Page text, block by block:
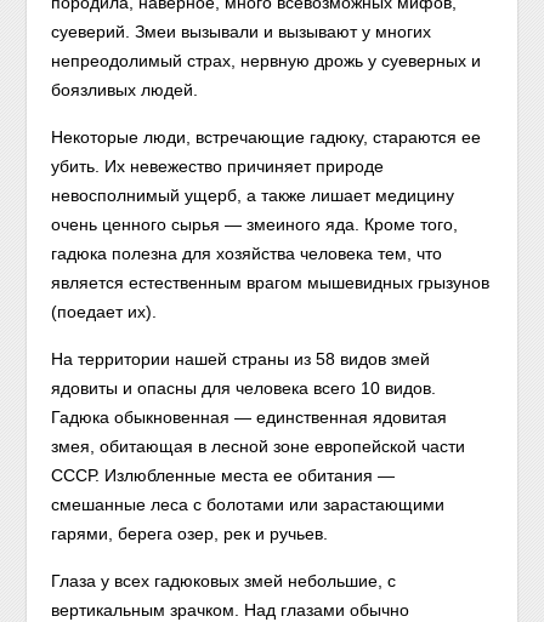
суеверий. Змеи вызывали и вызывают у многих
непреодолимый страх, нервную дрожь у суеверных и
боязливых людей.
Некоторые люди, встречающие гадюку, стараются ее
убить. Их невежество причиняет природе
невосполнимый ущерб, а также лишает медицину
очень ценного сырья — змеиного яда. Кроме того,
гадюка полезна для хозяйства человека тем, что
является естественным врагом мышевидных грызунов
(поедает их).
На территории нашей страны из 58 видов змей
ядовиты и опасны для человека всего 10 видов.
Гадюка обыкновенная — единственная ядовитая
змея, обитающая в лесной зоне европейской части
СССР. Излюбленные места ее обитания —
смешанные леса с болотами или зарастающими
гарями, берега озер, рек и ручьев.
Глаза у всех гадюковых змей небольшие, с
вертикальным зрачком. Над глазами обычно